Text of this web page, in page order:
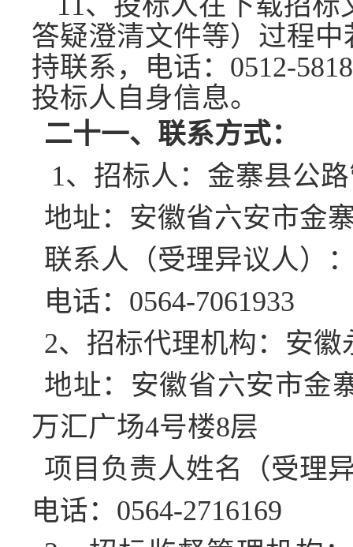
答疑澄清文件等）过程
持联系， 电话： 0512-
投标人自身信息。
二十一、联系方式：
1、招标人：金寨县公
地址：安徽省六安市金
联系人（受理异议人）
电话： 0564-7061933
2、招标代理机构：安
地址：安徽省六安市金
万汇广场4号楼8层
项目负责人姓名
（受理
电话： 0564-2716169